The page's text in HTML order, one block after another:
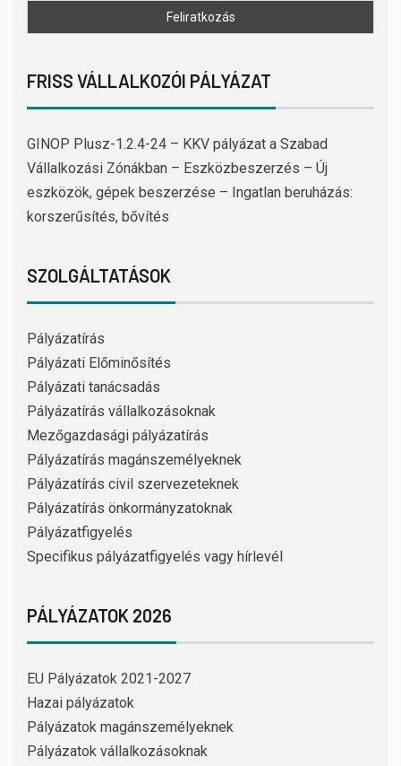
FRISS VÁLLALKOZÓI PÁLYÁZAT
GINOP Plusz-1.2.4-24 – KKV pályázat a Szabad
Vállalkozási Zónákban – Eszközbeszerzés – Új
eszközök, gépek beszerzése – Ingatlan beruházás:
korszerűsítés, bővítés
SZOLGÁLTATÁSOK
Pályázatírás
Pályázati Előminősítés
Pályázati tanácsadás
Pályázatírás vállalkozásoknak
Mezőgazdasági pályázatírás
Pályázatírás magánszemélyeknek
Pályázatírás civil szervezeteknek
Pályázatírás önkormányzatoknak
Pályázatfigyelés
Specifikus pályázatfigyelés vagy hírlevél
PÁLYÁZATOK 2026
EU Pályázatok 2021-2027
Hazai pályázatok
Pályázatok magánszemélyeknek
Pályázatok vállalkozásoknak